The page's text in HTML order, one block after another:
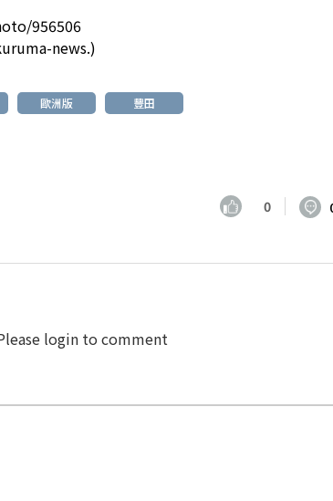
956506
news.)
歐洲版 豐田
0
login to comment